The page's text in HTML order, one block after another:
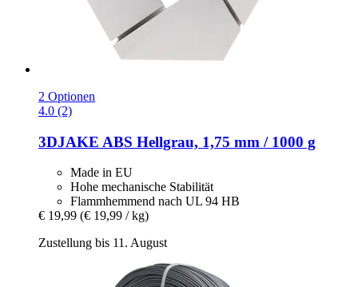
2 Optionen
4.0 (2)
3DJAKE ABS Hellgrau, 1,75 mm / 1000 g
Made in EU
Hohe mechanische Stabilität
Flammhemmend nach UL 94 HB
€ 19,99 (€ 19,99 / kg)
Zustellung bis 11. August